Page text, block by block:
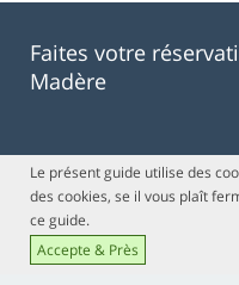
Faites votre
Madère
Le présent guide utilise des
des cookies, se il vous plaît
ce guide.
Accepte & Près